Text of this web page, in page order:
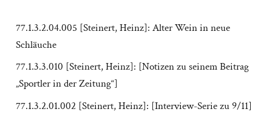
77.1.3.2.04.005 [Steinert, Heinz]: Alter Wein in neue
Schläuche
77.1.3.3.010 [Steinert, Heinz]: [Notizen zu seinem Beitrag
„Sportler in der Zeitung“]
77.1.3.2.01.002 [Steinert, Heinz]: [Interview-Serie zu 9/11]